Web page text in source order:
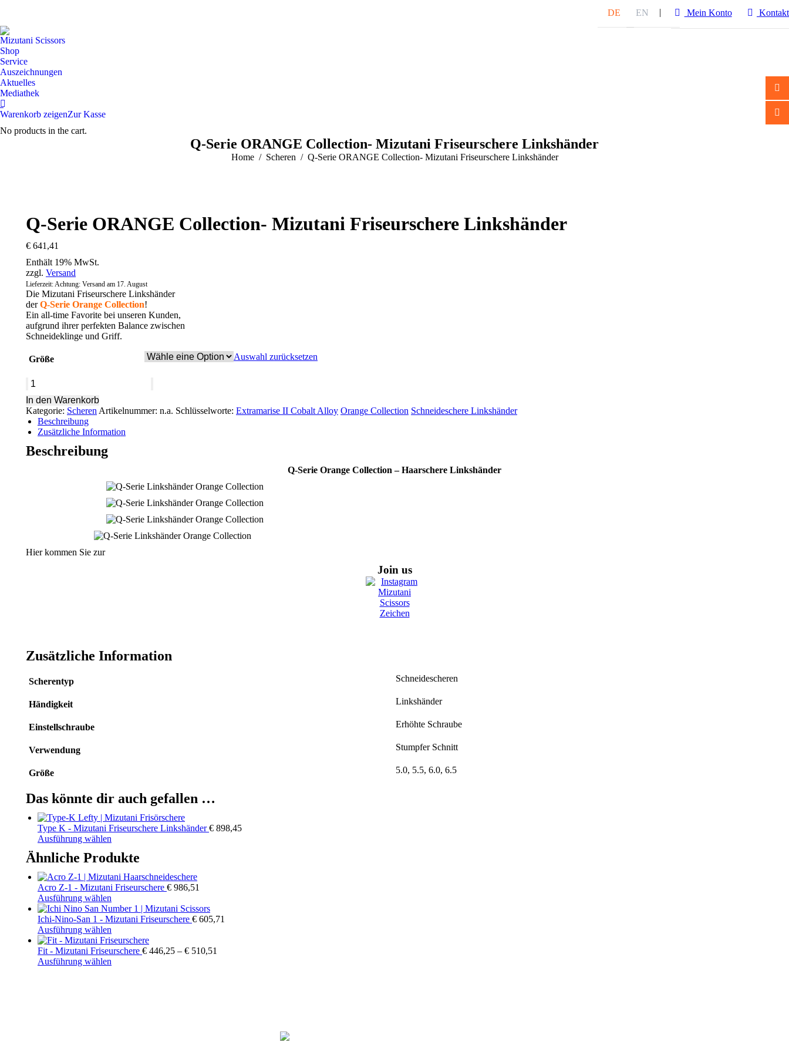
DE EN Mein Konto Kontakt
Mizutani Scissors
Shop
Service
Auszeichnungen
Aktuelles
Mediathek
Warenkorb zeigenZur Kasse
No products in the cart.
Mein Konto Widerrufsbelehrung & Widerrufsformular AGB Impressum
Datenschutzerklärung
Q-Serie ORANGE Collection- Mizutani Friseurschere Linkshänder
You are here:
Home Scheren Q-Serie ORANGE Collection- Mizutani Friseurschere Linkshänder
Q-Serie ORANGE Collection- Mizutani Friseurschere Linkshänder
€ 641,41
Enthält 19% MwSt.
zzgl. Versand
Lieferzeit: Achtung: Versand am 17. August
Die Mizutani Friseurschere Linkshänder
derQ-Serie Orange Collection!
Ein all-time Favorite bei unseren Kunden,
aufgrund ihrer perfekten Balance zwischen
Schneideklinge und Griff.
Größe Auswahl zurücksetzen
Q-
ORANGE
Collection-
Mizutani
Friseurschere
Linkshänder
Menge
In den Warenkorb
Kategorie: Scheren Artikelnummer: n.a. Schlüsselworte: Extramarise II Cobalt Alloy Orange Collection Schneideschere Linkshänder
Beschreibung
Zusätzliche Information
Beschreibung
Q-Serie Orange Collection – Haarschere Linkshänder
Hier kommen Sie zur
Join us
Zusätzliche Information
Scherentyp Schneidescheren
Händigkeit Linkshänder
Einstellschraube Erhöhte Schraube
Verwendung Stumpfer Schnitt
Größe 5.0, 5.5, 6.0, 6.5
Das könnte dir auch gefallen …
Type K - Mizutani Friseurschere Linkshänder€ 898,45
Ausführung wählen
weist
Varianten
auf.
Die
Optionen
können
auf
der
Produktseite
gewählt
Ähnliche Produkte
Acro Z-1 - Mizutani Friseurschere € 986,51
Ausführung wählen
Produkt
weist
Varianten
auf.
Ichi-Nino-San 1 - Mizutani Friseurschere € 605,71
Ausführung wählen
Produkt
weist
Fit - Mizutani Friseurschere € 446,25 – € 510,51
Ausführung wählen